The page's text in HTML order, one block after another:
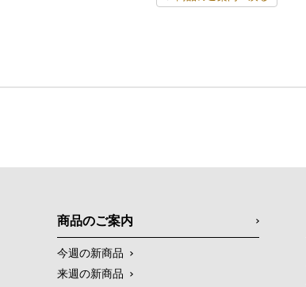
商品のご案内
今週の新商品
来週の新商品